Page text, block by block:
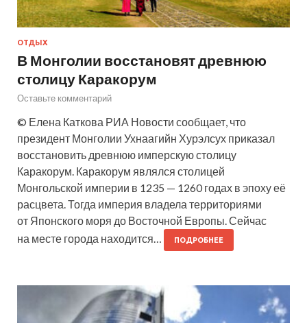
ОТДЫХ
В Монголии восстановят древнюю
столицу Каракорум
Оставьте комментарий
© Елена Каткова РИА Новости сообщает, что
президент Монголии Ухнаагийн Хурэлсух приказал
восстановить древнюю имперскую столицу
Каракорум. Каракорум являлся столицей
Монгольской империи в 1235 — 1260 годах в эпоху её
расцвета. Тогда империя владела территориями
от Японского моря до Восточной Европы. Сейчас
на месте города находится…
ПОДРОБНЕЕ